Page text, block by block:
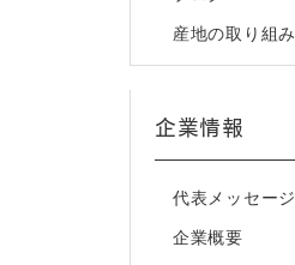
産地の取り組み
企業情報
代表メッセージ
企業概要